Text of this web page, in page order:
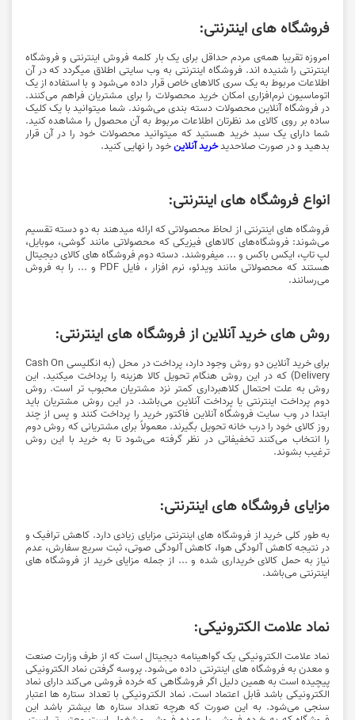
تومان کد تخفیف
کد تخفیف 120 هزار تومانی اسنپ شاپ برای همه کاربران
برای خرید کالای دیجیتال، مد و پوشاک، اکسسوری، کیف و کفش و... میتوانید از
120 هزار تومان تخفیف، با سبد خرید یک میلیون و 400 هزار تومان از فروشگاه
مشاهده
فعلا معتبر پیشنهاد تخفیف دار
کاربران گرامی با خرید اشتراک اسنپ پرو میتوانید از ارسال رایگان اسنپ شاپ
بهره مند شوید. این تخفیف شامل تمام سفارش‌ها، غیر از اولین روز بازه ارسال
اکسپرس است. برای خرید اشتراک اسنپ پرو، در صفحه اصلی اسنپ، روی آیکون
"Pro" کلیک کنید تا انواع اشتراک‌های اسنپ پرو را مشاهده کنید. جهت اطلاعات
بیشتر از اشتراک پرو اسنپ روی گزینه "خرید کنید" کلیک نمایید.
مشاهده
کد تخفیف 90 هزار تومانی اسنپ شاپ با ارسال رایگان ویژه کاربران
پرو
کد تخفیف مخصوص کاربران اسنپ پرو است. جهت استفاده از تخفیف روی
80,000 تومان فعلا معتبر کد تخفیف